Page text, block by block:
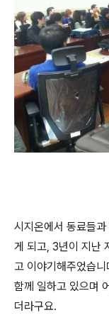
시지온에서 동료들
게 되고, 3년이 지난
고 이야기해주었습
함께 일하고 있으며
더라구요.